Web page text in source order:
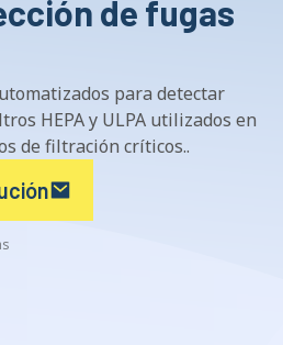
de fugas
para detectar
HEPA y ULPA utilizados en
de filtración críticos..